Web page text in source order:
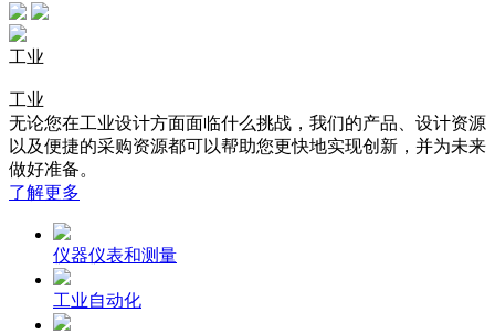
工业
工业
无论您在工业设计方面面临什么挑战，我们的产品、设计资源
以及便捷的采购资源都可以帮助您更快地实现创新，并为未来
做好准备。
了解更多
仪器仪表和测量
工业自动化